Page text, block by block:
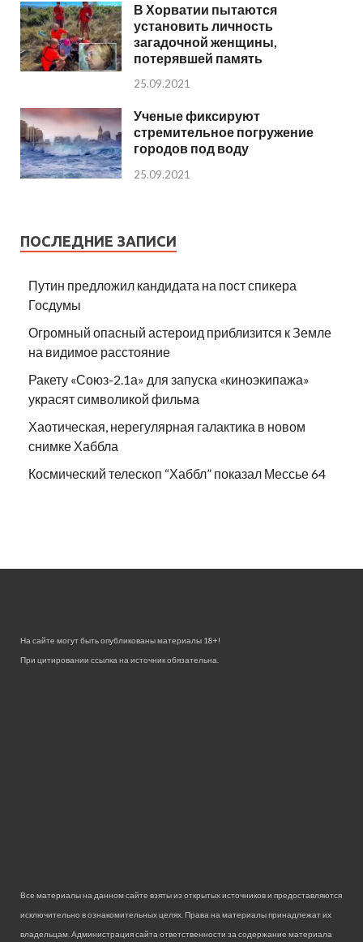
В Хорватии пытаются
установить личность
загадочной женщины,
потерявшей память
25.09.2021
Ученые фиксируют
стремительное погружение
городов под воду
25.09.2021
ПОСЛЕДНИЕ ЗАПИСИ
Путин предложил кандидата на пост спикера
Госдумы
Огромный опасный астероид приблизится к Земле
на видимое расстояние
Ракету «Союз-2.1а» для запуска «киноэкипажа»
украсят символикой фильма
Хаотическая, нерегулярная галактика в новом
снимке Хаббла
Космический телескоп “Хаббл” показал Мессье 64
На сайте могут быть опубликованы материалы 18+!
При цитировании ссылка на источник обязательна.
Все материалы на данном сайте взяты из открытых источников и предоставляются
исключительно в ознакомительных целях. Права на материалы принадлежат их
владельцам. Администрация сайта ответственности за содержание материала